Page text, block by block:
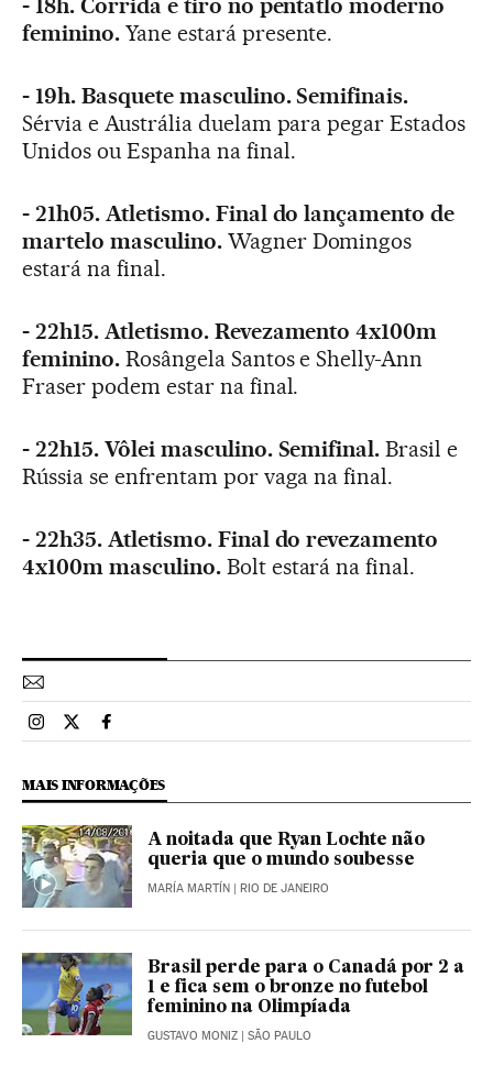
- 18h. Corrida e tiro no pentatlo moderno
feminino.Yane estará presente.
- 19h. Basquete masculino. Semifinais.
Sérvia e Austrália duelam para pegar Estados
Unidos ou Espanha na final.
- 21h05. Atletismo. Final do lançamento de
martelo masculino.Wagner Domingos
estará na final.
- 22h15. Atletismo. Revezamento 4x100m
feminino. Rosângela Santos e Shelly-Ann
Fraser podem estar na final.
- 22h15. Vôlei masculino. Semifinal.Brasil e
Rússia se enfrentam por vaga na final.
- 22h35. Atletismo. Final do revezamento
4x100m masculino.Bolt estará na final.
Esportes El País Brasil en Instagram
Esportes El País Brasil en Twitter
Esportes El País Brasil en Facebook
MAIS INFORMAÇÕES
A noitada que Ryan Lochte não
queria que o mundo soubesse
MARÍA MARTÍN | RIO DE JANEIRO
Brasil perde para o Canadá por 2 a
1 e fica sem o bronze no futebol
feminino na Olimpíada
GUSTAVO MONIZ | SÃO PAULO